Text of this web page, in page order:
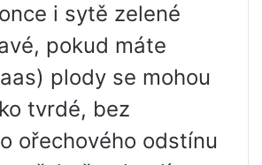
i sytě zelené
pokud máte
plody se mohou
tvrdé, bez
ořechového odstínu